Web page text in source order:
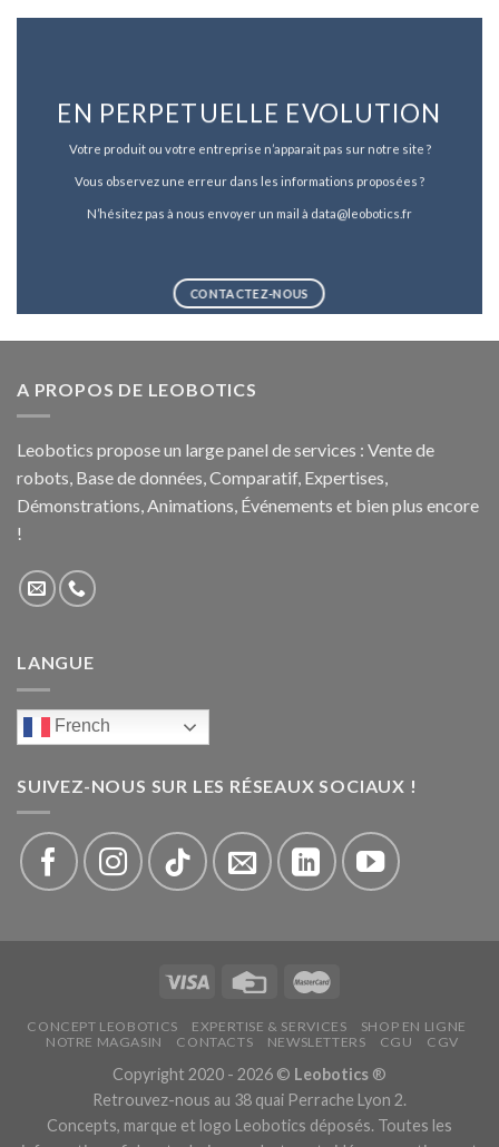
EN PERPETUELLE EVOLUTION
Votre produit ou votre entreprise n’apparait pas sur notre site ?
Vous observez une erreur dans les informations proposées ?
N’hésitez pas à nous envoyer un mail à data@leobotics.fr
CONTACTEZ-NOUS
A PROPOS DE LEOBOTICS
Leobotics propose un large panel de services : Vente de
robots, Base de données, Comparatif, Expertises,
Démonstrations, Animations, Événements et bien plus encore
!
LANGUE
French
SUIVEZ-NOUS SUR LES RÉSEAUX SOCIAUX !
CONCEPT LEOBOTICS EXPERTISE & SERVICES
SHOP EN LIGNE
NOTRE MAGASIN
CONTACTS NEWSLETTERS CGU CGV
Copyright 2020 - 2026 © Leobotics ®
Retrouvez-nous au 38 quai Perrache Lyon 2.
Concepts, marque et logo Leobotics déposés. Toutes les